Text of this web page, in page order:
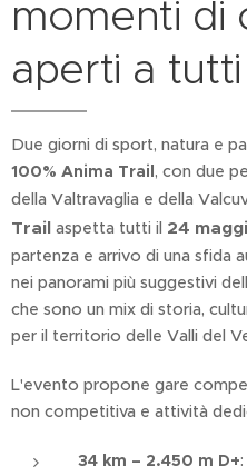
momenti di
aperti a tutti
Due giorni di sport, natura e
100% Anima Trail, con due
della Valtravaglia e della
Trail aspetta tutti il 24
partenza e arrivo di una sfida
nei panorami più suggestivi
che sono un mix di storia,
per il territorio delle Valli del
L'evento propone gare
non competitiva e attività
34 km – 2.450 m D+